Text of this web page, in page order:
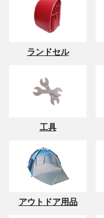
ランドセル
工具
アウトドア用品